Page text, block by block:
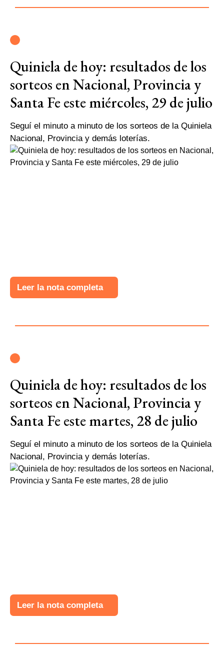
Quiniela de hoy: resultados de los
sorteos en Nacional, Provincia y
Santa Fe este miércoles, 29 de julio
Seguí el minuto a minuto de los sorteos de la Quiniela
Nacional, Provincia y demás loterías.
Leer la nota completa
Quiniela de hoy: resultados de los
sorteos en Nacional, Provincia y
Santa Fe este martes, 28 de julio
Seguí el minuto a minuto de los sorteos de la Quiniela
Nacional, Provincia y demás loterías.
Leer la nota completa